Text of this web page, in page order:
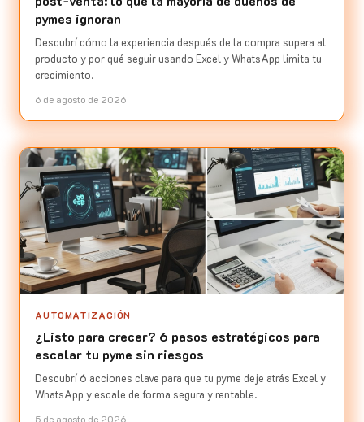
pymes ignoran
Descubrí cómo la experiencia después de la compra supera al
producto y por qué seguir usando Excel y WhatsApp limita tu
crecimiento.
6 de agosto de 2026
AUTOMATIZACIÓN
¿Listo para crecer? 6 pasos estratégicos para
escalar tu pyme sin riesgos
Descubrí 6 acciones clave para que tu pyme deje atrás Excel y
WhatsApp y escale de forma segura y rentable.
5 de agosto de 2026